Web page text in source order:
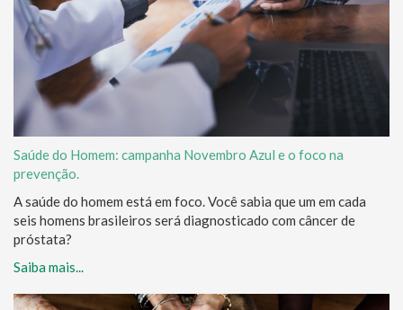
Saúde do Homem: campanha Novembro Azul e o foco na
prevenção.
A saúde do homem está em foco. Você sabia que um em cada
seis homens brasileiros será diagnosticado com câncer de
próstata?
Saiba mais...